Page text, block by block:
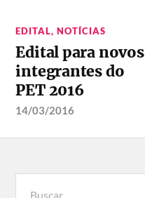
EDITAL,NOTÍCIAS
Edital para novos
integrantes do
PET 2016
14/03/2016